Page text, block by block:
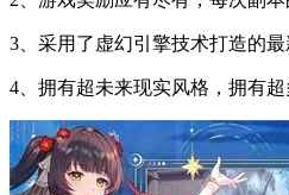
3、采用了虚幻引擎技术打造的
4、拥有超未来现实风格，拥有